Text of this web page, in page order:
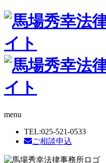
menu
TEL:025-521-0533
ご相談申込